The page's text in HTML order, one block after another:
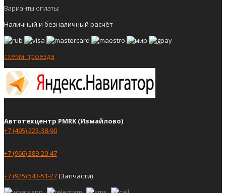
Варианты оплаты:
Наличный и безналичный расчёт
схема проезда
Автотехцентр PMRK (Измайлово)
+7 (495) 223-38-90
+7 (966) 389-20-47
+7 (925) 543-51-27(Запчасти)